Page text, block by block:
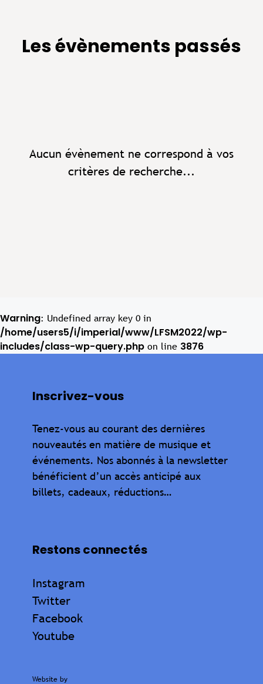
Les évènements passés
Aucun évènement ne correspond à vos
critères de recherche...
Warning: Undefined array key 0 in
/home/users5/i/imperial/www/LFSM2022/wp-
includes/class-wp-query.php on line 3876
Inscrivez-vous
Tenez-vous au courant des dernières
nouveautés en matière de musique et
événements. Nos abonnés à la newsletter
bénéficient d’un accès anticipé aux
billets, cadeaux, réductions…
Restons connectés
Instagram
Twitter
Facebook
Youtube
Website by